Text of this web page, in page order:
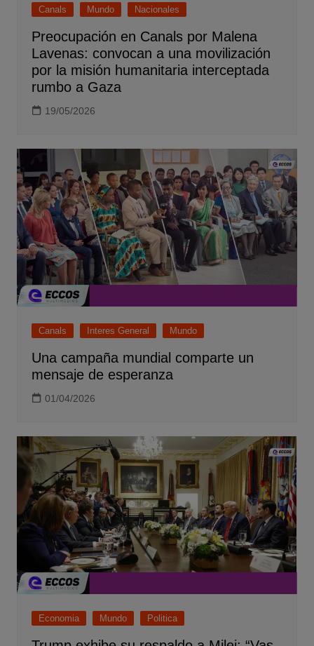
Canals Mundo Nacionales
Preocupación en Canals por Malena
Lavenas: convocan a una movilización
por la misión humanitaria interceptada
rumbo a Gaza
19/05/2026
Canals Interes General Mundo
Una campaña mundial comparte un
mensaje de esperanza
01/04/2026
Economia Mundo Politica